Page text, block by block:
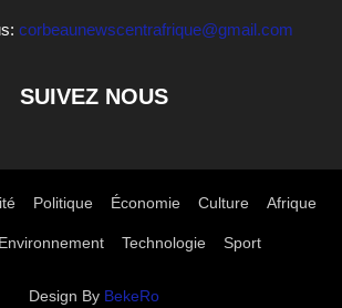
corbeaunewscentrafrique@gmail.com
SUIVEZ NOUS
Politique Économie Culture Afrique
Environnement Technologie Sport
Design By BekeRo